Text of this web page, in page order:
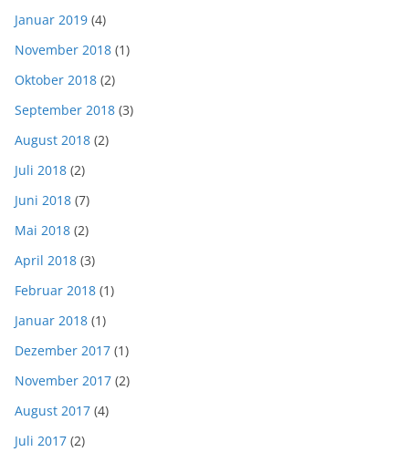
Januar 2019 (4)
November 2018 (1)
Oktober 2018 (2)
September 2018 (3)
August 2018 (2)
Juli 2018 (2)
Juni 2018 (7)
Mai 2018 (2)
April 2018 (3)
Februar 2018 (1)
Januar 2018 (1)
Dezember 2017 (1)
November 2017 (2)
August 2017 (4)
Juli 2017 (2)